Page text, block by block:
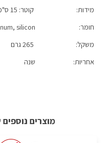
מידות:
קוטר: 15 ס"מ, גובה: 13
חומר:
silicon
משקל:
אחריות:
שנה
קל משקל
מוצרים